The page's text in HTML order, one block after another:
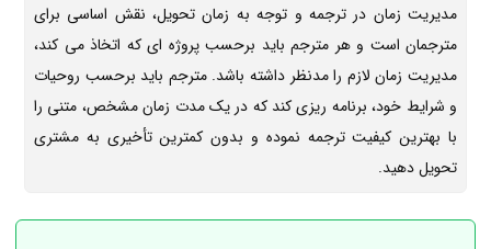
مدیریت زمان در ترجمه و توجه به زمان تحویل، نقش اساسی برای
مترجمان است و هر مترجم باید برحسب پروژه ای که اتخاذ می کند،
مدیریت زمان لازم را مدنظر داشته باشد. مترجم باید برحسب روحیات
و شرایط خود، برنامه ریزی کند که در یک مدت زمان مشخص، متنی را
با بهترین کیفیت ترجمه نموده و بدون کمترین تأخیری به مشتری
تحویل دهید.